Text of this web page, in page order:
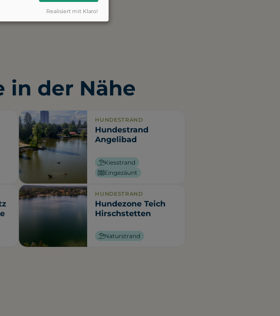
in der Nähe
HUNDESTRAND
Hundestrand
Angelibad
Kiesstrand
Eingezäunt
HUNDESTRAND
Hundezone Teich
Hirschstetten
Naturstrand
Realisiert mit Klaro!